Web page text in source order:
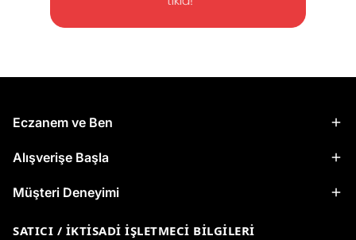
Eczanem ve Ben
Alışverişe Başla
Müşteri Deneyimi
SATICI / İKTISADI İŞLETMECI BILGILERI